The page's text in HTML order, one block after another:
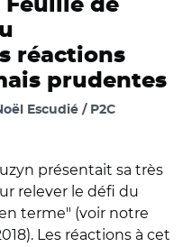
Feuille de
réactions
prudentes
Escudié / P2C
présentait sa très
relever le défi du
terme" (voir notre
Les réactions à cet